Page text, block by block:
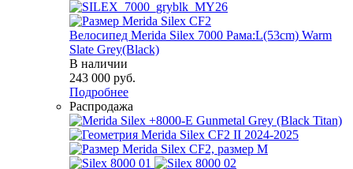
Велосипед Merida Silex 7000 Рама:L(53cm) Warm
Slate Grey(Black)
В наличии
243 000 руб.
Подробнее
Распродажа